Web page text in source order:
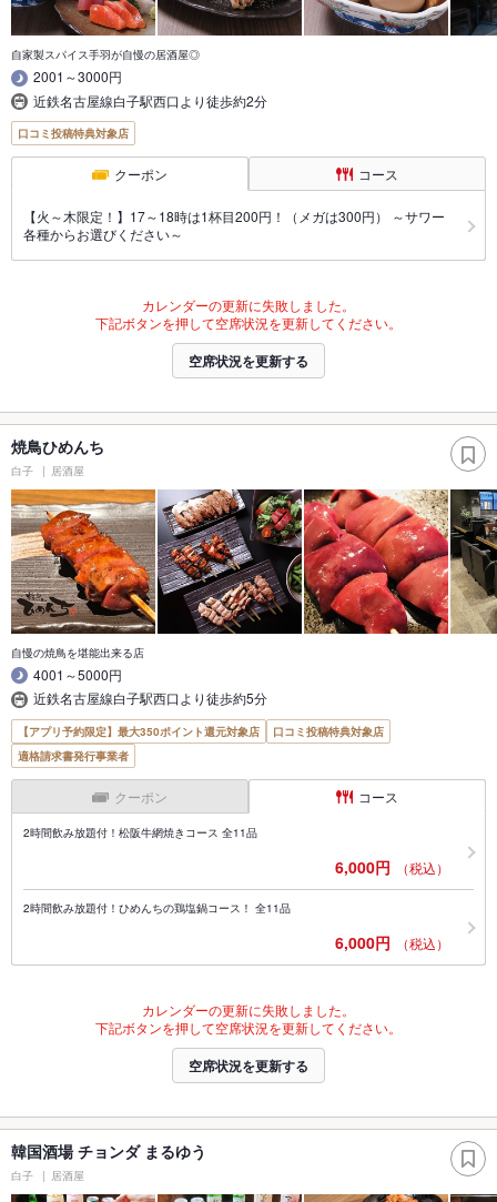
自家製スパイス手羽が自慢の居酒屋◎
2001～3000円
近鉄名古屋線白子駅西口より徒歩約2分
口コミ投稿特典対象店
クーポン コース
【火～木限定！】17～18時は1杯目200円！（メガは300円） ～サワー
各種からお選びください～
カレンダーの更新に失敗しました。
下記ボタンを押して空席状況を更新してください。
空席状況を更新する
焼鳥ひめんち
白子 居酒屋
自慢の焼鳥を堪能出来る店
4001～5000円
近鉄名古屋線白子駅西口より徒歩約5分
【アプリ予約限定】最大350ポイント還元対象店
口コミ投稿特典対象店
適格請求書発行事業者
クーポン コース
2時間飲み放題付！松阪牛網焼きコース 全11品
6,000円 （税込）
2時間飲み放題付！ひめんちの鶏塩鍋コース！ 全11品
6,000円 （税込）
カレンダーの更新に失敗しました。
下記ボタンを押して空席状況を更新してください。
空席状況を更新する
韓国酒場 チョンダ まるゆう
白子 居酒屋